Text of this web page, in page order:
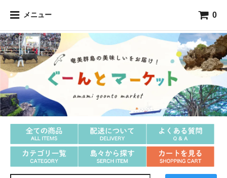
メニュー 0